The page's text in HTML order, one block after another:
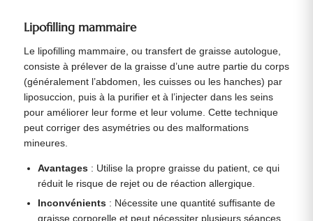
Lipofilling mammaire
Le lipofilling mammaire, ou transfert de graisse autologue,
consiste à prélever de la graisse d’une autre partie du corps
(généralement l’abdomen, les cuisses ou les hanches) par
liposuccion, puis à la purifier et à l’injecter dans les seins
pour améliorer leur forme et leur volume. Cette technique
peut corriger des asymétries ou des malformations
mineures.
Avantages : Utilise la propre graisse du patient, ce qui
réduit le risque de rejet ou de réaction allergique.
Inconvénients : Nécessite une quantité suffisante de
graisse corporelle et peut nécessiter plusieurs séances